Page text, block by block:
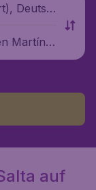
Deutsc
Martín
auf